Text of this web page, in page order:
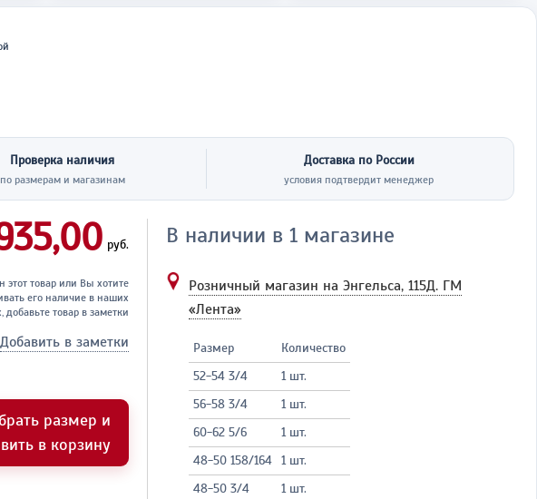
Проверка наличия
по размерам и магазинам
Доставка по России
условия подтвердит менеджер
руб.
этот товар или Вы хотите
его наличие в наших
добавьте товар в заметки
Добавить в заметки
размер и
в корзину
В наличии в 1 магазине
Розничный магазин на Энгельса, 115Д. ГМ
«Лента»
Размер
Количество
52-54 3/4
1 шт.
56-58 3/4
1 шт.
60-62 5/6
1 шт.
48-50 158/164
1 шт.
48-50 3/4
1 шт.